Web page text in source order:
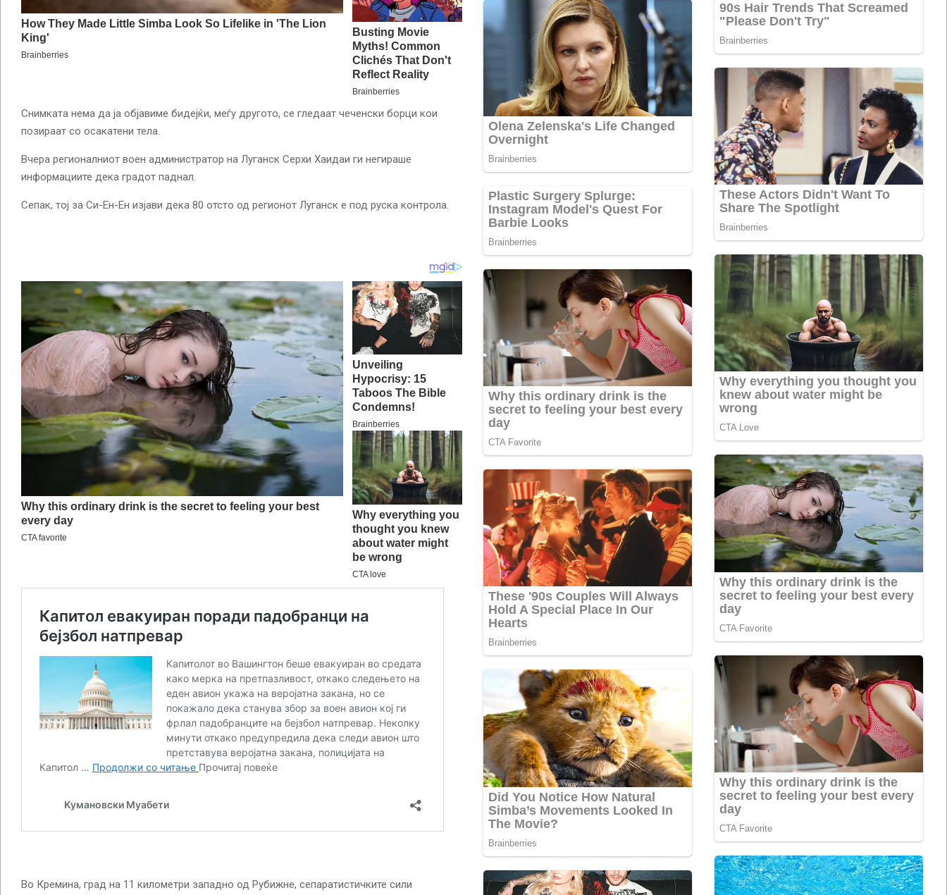
Снимката нема да ја објавиме бидејќи, меѓу другото, се гледаат чеченски борци кои
позираат со осакатени тела.
Вчера регионалниот воен администратор на Луганск Серхи Хаидаи ги негираше
информациите дека градот паднал.
Сепак, тој за Си-Ен-Ен изјави дека 80 отсто од регионот Луганск е под руска контрола.
Во Кремина, град на 11 километри западно од Рубижне, сепаратистичките сили